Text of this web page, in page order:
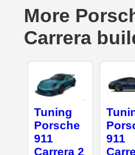
More
Carrera
Tuning
Porsche
911
Carrera 2
911